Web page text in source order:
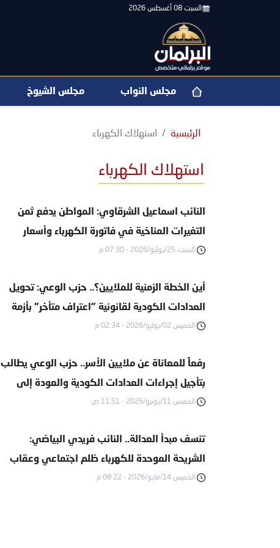
السبت 08 أغسطس 2026
مجلس النواب مجلس الشيوخ
الرئيسية استهلاك الكهرباء
استهلاك الكهرباء
النائب اسماعيل الشرقاوي: المواطن يدفع ثمن
التغيرات المناخية في فاتورة الكهرباء وأسعار
الغذاء |خاص
السبت 25/يوليو/2026 - 07:30 م
أين الخطة الزمنية للملايين؟.. حزب الوعي: تحويل
العدادات الكودية لقانونية "اعتراف متأخر" بأزمة
طال أمدها
الخميس 02/يوليو/2026 - 02:34 م
رفعاً للمعاناة عن ملايين الأسر.. حزب الوعي يطالب
بتأجيل إجراءات العدادات الكودية والعودة إلى
نظام الشرائح
الخميس 11/يونيو/2026 - 11:51 ص
تنسف مبدأ العدالة.. النائب فريدي البياضي:
الشريحة الموحدة للكهرباء ظلم اجتماعي وعقاب
جماعي للمتقدمين بطلبات التصالح | خاص
الخميس 14/مايو/2026 - 08:22 م